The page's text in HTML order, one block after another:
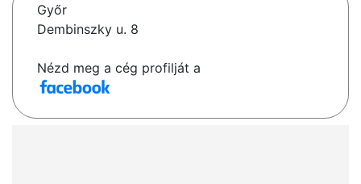
Győr
Dembinszky u. 8
Nézd meg a cég profilját a